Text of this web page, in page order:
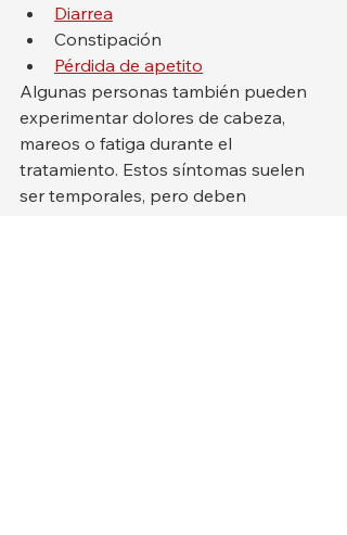
Diarrea
Constipación
Pérdida de apetito
Algunas personas también pueden
experimentar dolores de cabeza,
mareos o fatiga durante el
tratamiento. Estos síntomas suelen
ser temporales, pero deben